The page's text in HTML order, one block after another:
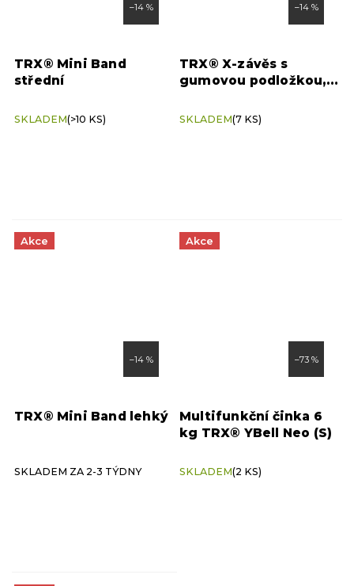
–14 %
TRX® Mini Band
střední
SKLADEM(>10 KS)
–14 %
TRX® X-závěs s
gumovou podložkou,
SKLADEM(7 KS)
Akce
–14 %
TRX® Mini Band lehký
SKLADEM ZA 2-3 TÝDNY
Akce
–73 %
Multifunkční činka 6
kg TRX® YBell Neo (S)
SKLADEM(2 KS)